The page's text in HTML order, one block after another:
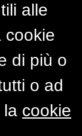
alle
cookie
di più o
o ad
la cookie